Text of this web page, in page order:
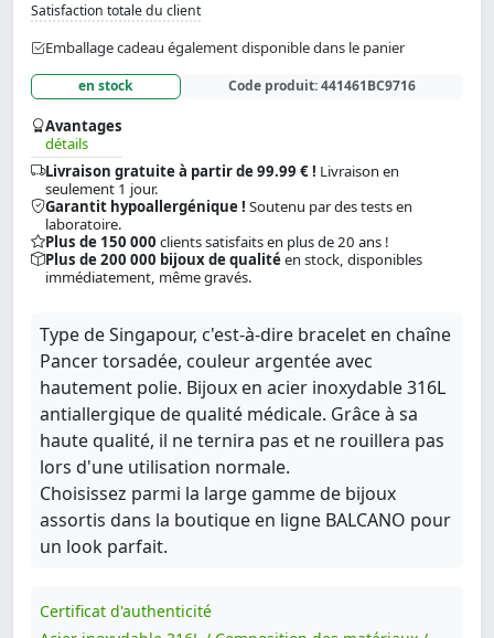
Satisfaction totale du client
Emballage cadeau également disponible dans le panier
en stock Code produit:441461BC9716
Avantages
détails
Livraison gratuite à partir de 99.99 € ! Livraison en
seulement 1 jour.
Garantit hypoallergénique ! Soutenu par des tests en
laboratoire.
Plus de 150 000 clients satisfaits en plus de 20 ans !
Plus de 200 000 bijoux de qualitéen stock, disponibles
immédiatement, même gravés.
Type de Singapour, c'est-à-dire bracelet en chaîne
Pancer torsadée, couleur argentée avec
hautement polie. Bijoux en acier inoxydable 316L
antiallergique de qualité médicale. Grâce à sa
haute qualité, il ne ternira pas et ne rouillera pas
lors d'une utilisation normale.
Choisissez parmi la large gamme de bijoux
assortis dans la boutique en ligne BALCANO pour
un look parfait.
Certificat d'authenticité